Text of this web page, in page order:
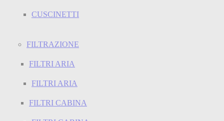
CUSCINETTI
FILTRAZIONE
FILTRI ARIA
FILTRI ARIA
FILTRI CABINA